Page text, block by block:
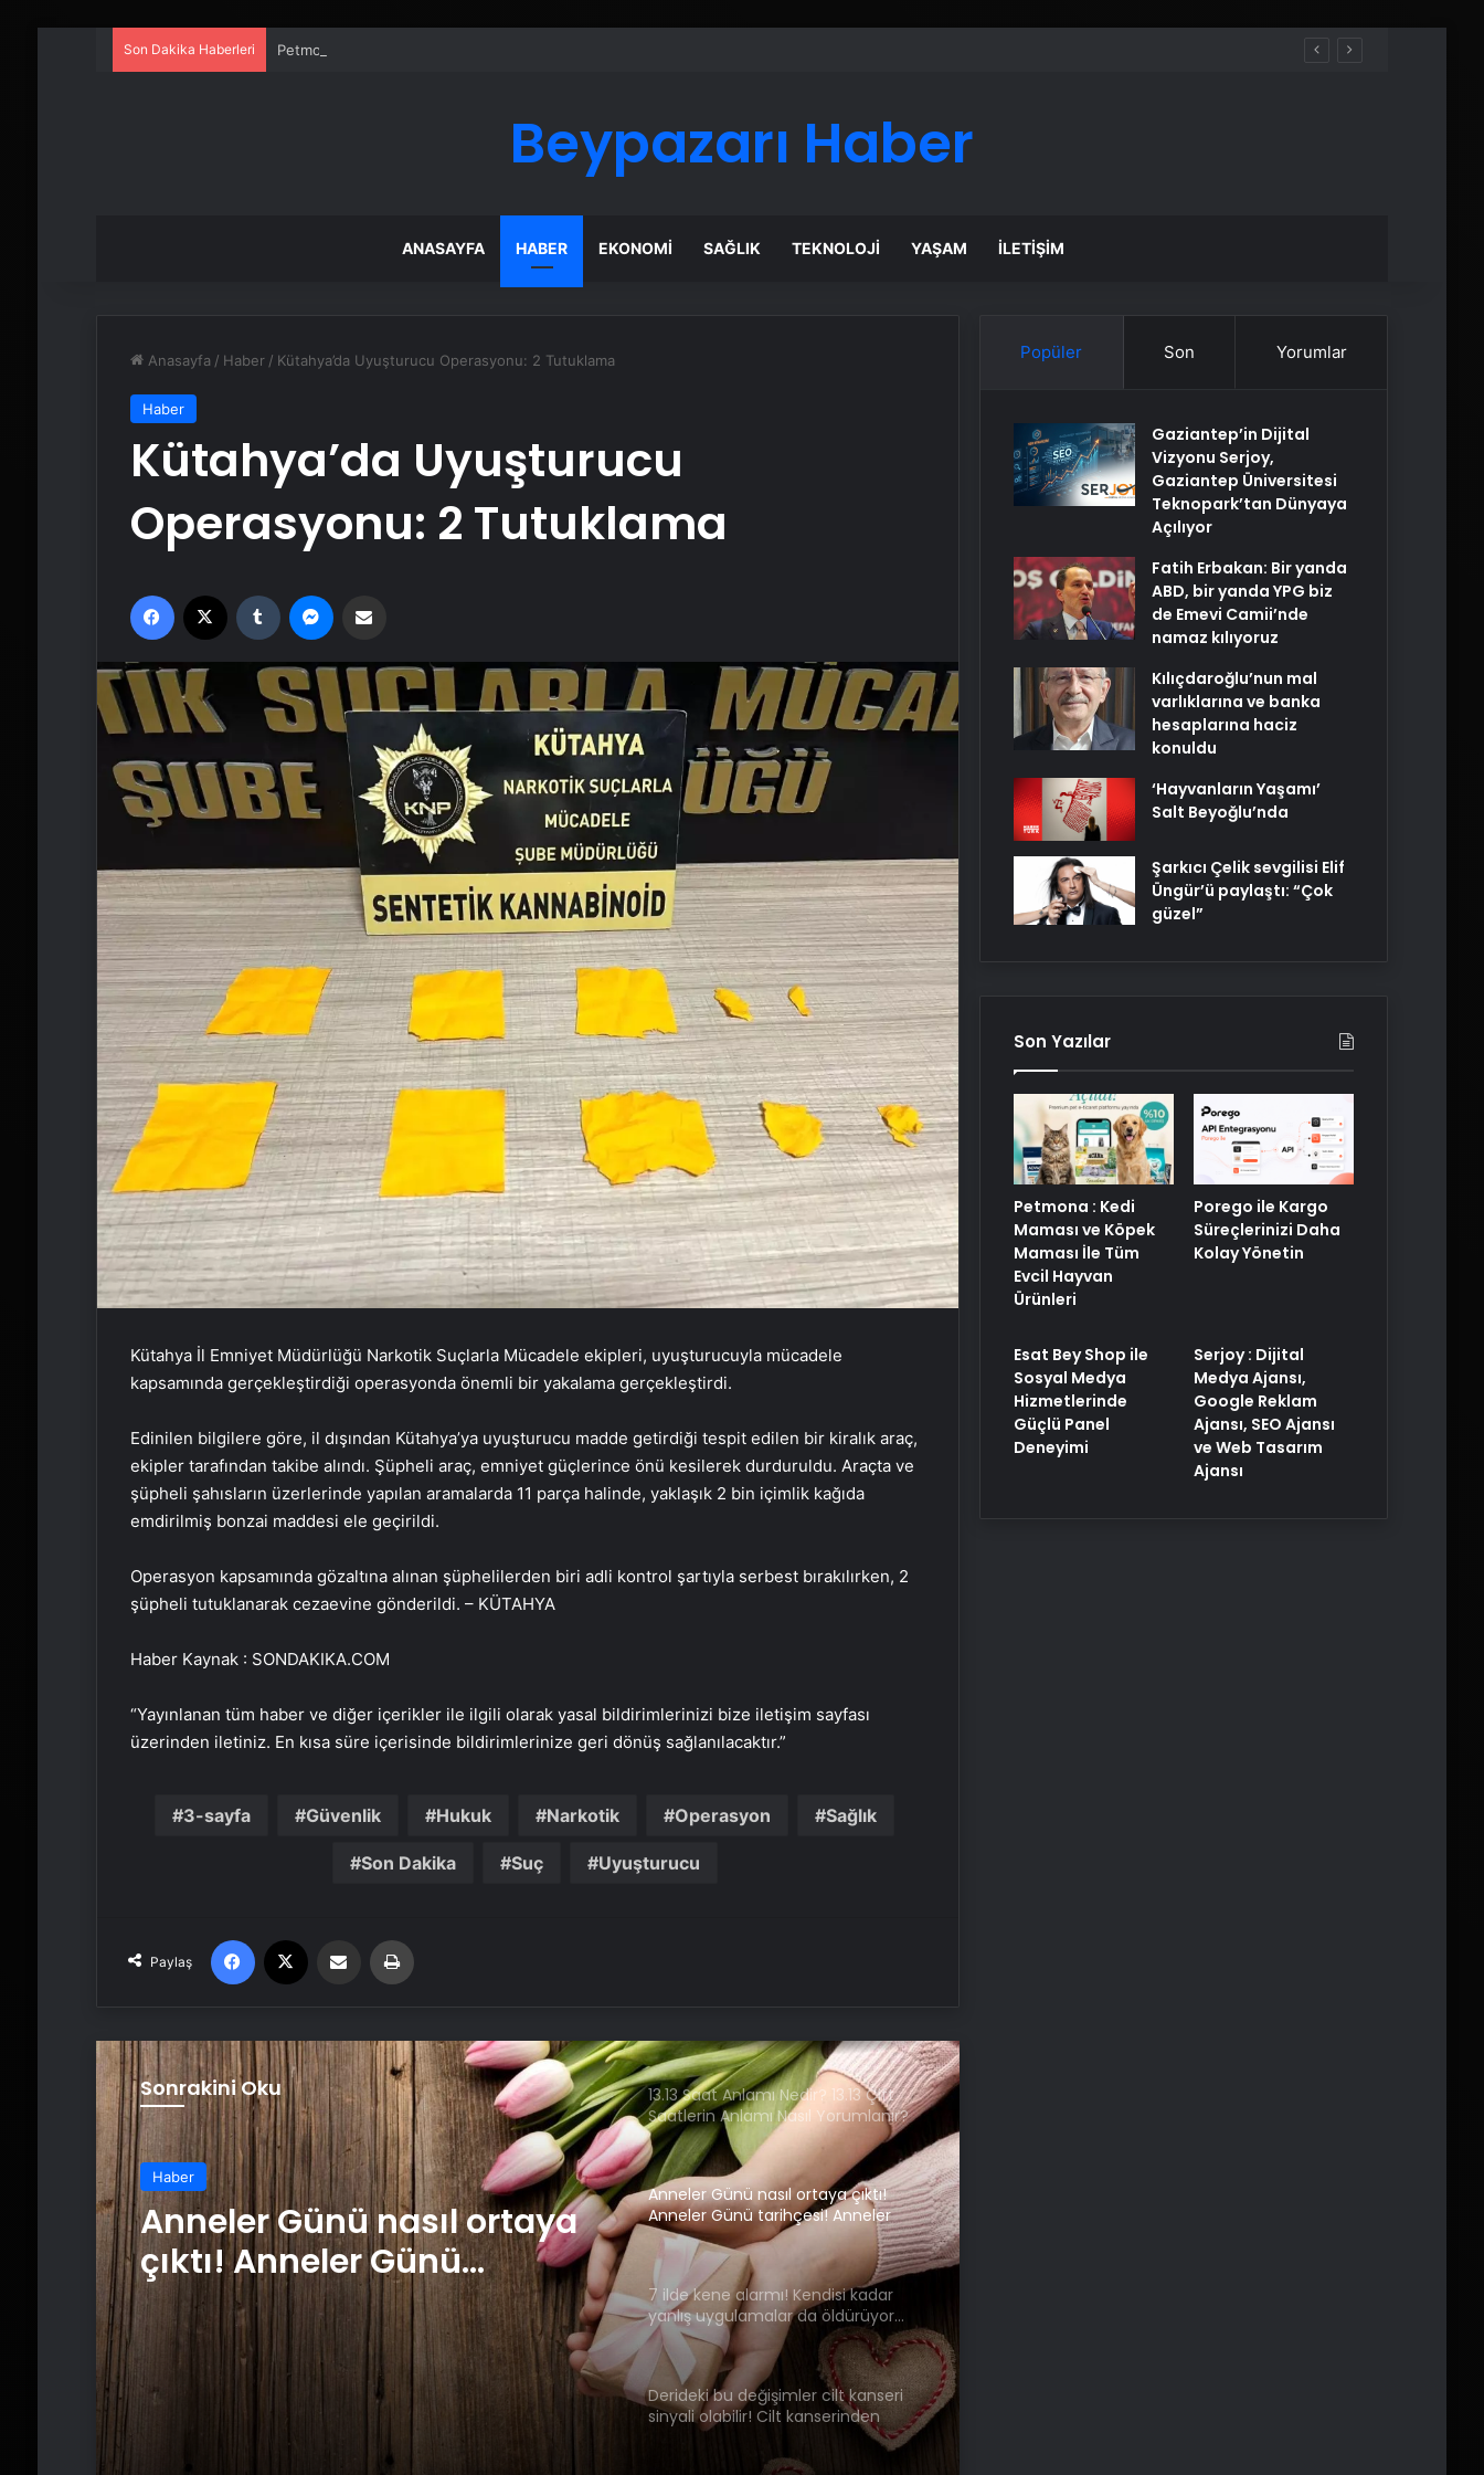
Son Dakika Haberleri Petmona : Kedi Maması ve Köpek Maması İle Tüm Evcil Hayvan Ürünleri
Beypazarı Haber
ANASAYFA HABER EKONOMI SAĞLIK TEKNOLOJI YAŞAM İLETIŞIM
Anasayfa / Haber / Kütahya’da Uyuşturucu Operasyonu: 2 Tutuklama
Haber
Kütahya’da Uyuşturucu
Operasyonu: 2 Tutuklama
Facebook Tumblr
Kütahya İl Emniyet Müdürlüğü Narkotik Suçlarla Mücadele ekipleri, uyuşturucuyla mücadele
kapsamında gerçekleştirdiği operasyonda önemli bir yakalama gerçekleştirdi.
Edinilen bilgilere göre, il dışından Kütahya’ya uyuşturucu madde getirdiği tespit edilen bir kiralık araç,
ekipler tarafından takibe alındı. Şüpheli araç, emniyet güçlerince önü kesilerek durduruldu. Araçta ve
şüpheli şahısların üzerlerinde yapılan aramalarda 11 parça halinde, yaklaşık 2 bin içimlik kağıda
emdirilmiş bonzai maddesi ele geçirildi.
Operasyon kapsamında gözaltına alınan şüphelilerden biri adli kontrol şartıyla serbest bırakılırken, 2
şüpheli tutuklanarak cezaevine gönderildi. – KÜTAHYA
Haber Kaynak : SONDAKIKA.COM
“Yayınlanan tüm haber ve diğer içerikler ile ilgili olarak yasal bildirimlerinizi bize iletişim sayfası
üzerinden iletiniz. En kısa süre içerisinde bildirimlerinize geri dönüş sağlanılacaktır.”
3-sayfa Güvenlik Hukuk Narkotik Operasyon Sağlık
Son Dakika Suç Uyuşturucu
Paylaş
Facebook Email'den paylaş
Sonrakini Oku
Haber
Anneler Günü nasıl ortaya
çıktı! Anneler Günü
tarihçesi! Anneler Günü ilk
kez ne zaman kutlandı?
104 yaşındaki hasta, kapalı kalp
‘hareketsizlik’ olabilir! Hareketsizliğin
vücutta yol açtığı 7 hasar
kahvaltıda tüketilmesini önerdiği 5
hasta 56 gün boyunca uyudu!
“Adeta donmuş gibiydi”
13.13 Saat Anlamı Nedir? 13.13 Çift
Saatlerin Anlamı Nasıl Yorumlanır?
Anneler Günü nasıl ortaya çıktı!
Anneler Günü tarihçesi! Anneler
Günü ilk kez ne zaman kutlandı?
7 ilde kene alarmı! Kendisi kadar
yanlış uygulamalar da öldürüyor…
Sakın bu hataları yapmayın
Derideki bu değişimler cilt kanseri
sinyali olabilir! Cilt kanserinden
korunmanın yolları
Popüler Son Yorumlar
Gaziantep’in Dijital
Vizyonu Serjoy,
Gaziantep Üniversitesi
Teknopark’tan Dünyaya
Açılıyor
Fatih Erbakan: Bir yanda
ABD, bir yanda YPG biz
de Emevi Camii’nde
namaz kılıyoruz
Kılıçdaroğlu’nun mal
varlıklarına ve banka
hesaplarına haciz
konuldu
‘Hayvanların Yaşamı’
Salt Beyoğlu’nda
Şarkıcı Çelik sevgilisi Elif
Üngür’ü paylaştı: “Çok
güzel”
Son Yazılar
Petmona : Kedi
Maması ve Köpek
Maması İle Tüm
Evcil Hayvan
Ürünleri
Porego ile Kargo
Süreçlerinizi Daha
Kolay Yönetin
Esat Bey Shop ile
Sosyal Medya
Hizmetlerinde
Güçlü Panel
Deneyimi
Serjoy : Dijital
Medya Ajansı,
Google Reklam
Ajansı, SEO Ajansı
ve Web Tasarım
Ajansı